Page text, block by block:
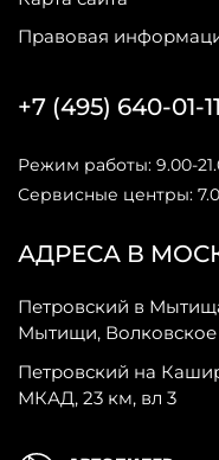
Правовая
АДРЕСА В
Петровский в
Мытищи, Волковское
Петровский на
МКАД, 23 км, вл 3
+7 (495) 640-01-11
Режим работы: 9.00-
Сервисные центры: